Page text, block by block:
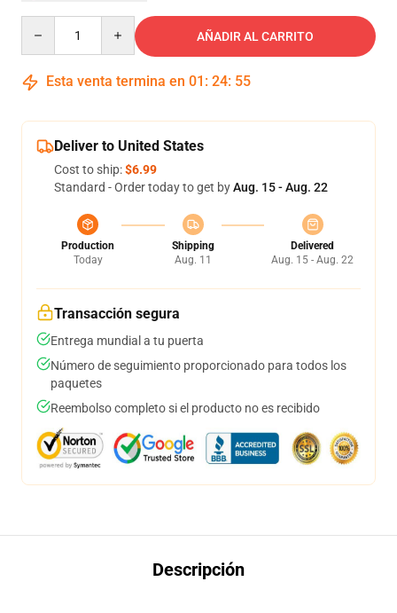
AÑADIR AL CARRITO
Esta venta termina en 01 : 24: 54
Deliver to United States
Cost to ship:$6.99
Standard - Order today to get byAug. 15 - Aug. 22
Production
Today
Shipping
Aug. 11
Delivered
Aug. 15 - Aug. 22
Transacción segura
Entrega mundial a tu puerta
Número de seguimiento proporcionado para todos los
paquetes
Reembolso completo si el producto no es recibido
Descripción